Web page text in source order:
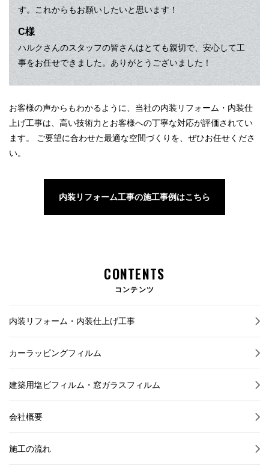
す。これからもお願いしたいと思います！
C様
ハルクさんのスタッフの皆さんはとても親切で、安心して工
事をお任せできました。ありがとうございました！
お客様の声からもわかるように、当社の内装リフォーム・内装仕
上げ工事は、高い技術力とお客様への丁寧な対応が評価されてい
ます。 ご要望に合わせた最適な空間づくりを、ぜひお任せくださ
い。
内装リフォーム工事の施工事例はこちら
CONTENTS
コンテンツ
内装リフォーム・内装仕上げ工事
カーラッピングフィルム
建築用塩ビフィルム・窓ガラスフィルム
会社概要
施工の流れ